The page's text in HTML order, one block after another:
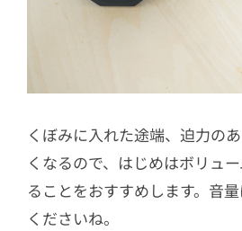
くぼみに入れた途端、迫力の
くなるので、はじめはボリュ
ることをおすすめします。音
くださいね。